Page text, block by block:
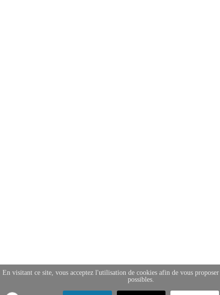
En visitant ce site, vous acceptez l'utilisation de cookies afin de vous
possibles.